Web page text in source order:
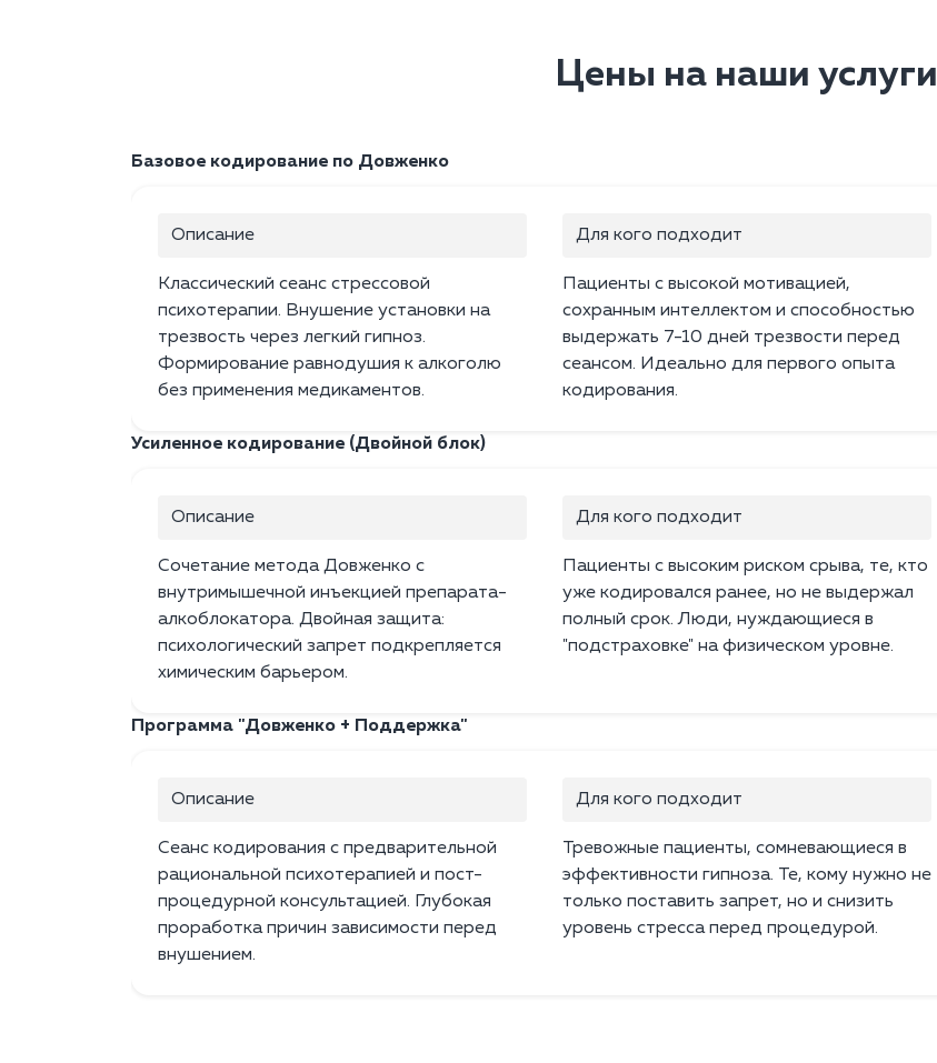
Цены на наши услуги
Базовое кодирование по Довженко
Описание
Классический сеанс стрессовой
психотерапии. Внушение установки на
трезвость через легкий гипноз.
Формирование равнодушия к алкоголю
без применения медикаментов.
Для кого подходит
Пациенты с высокой мотивацией,
сохранным интеллектом и способностью
выдержать 7-10 дней трезвости перед
сеансом. Идеально для первого опыта
кодирования.
Усиленное кодирование (Двойной блок)
Описание
Сочетание метода Довженко с
внутримышечной инъекцией препарата-
алкоблокатора. Двойная защита:
психологический запрет подкрепляется
химическим барьером.
Для кого подходит
Пациенты с высоким риском срыва, те, кто
уже кодировался ранее, но не выдержал
полный срок. Люди, нуждающиеся в
"подстраховке" на физическом уровне.
Программа "Довженко + Поддержка"
Описание
Сеанс кодирования с предварительной
рациональной психотерапией и пост-
процедурной консультацией. Глубокая
проработка причин зависимости перед
внушением.
Для кого подходит
Тревожные пациенты, сомневающиеся в
эффективности гипноза. Те, кому нужно не
только поставить запрет, но и снизить
уровень стресса перед процедурой.